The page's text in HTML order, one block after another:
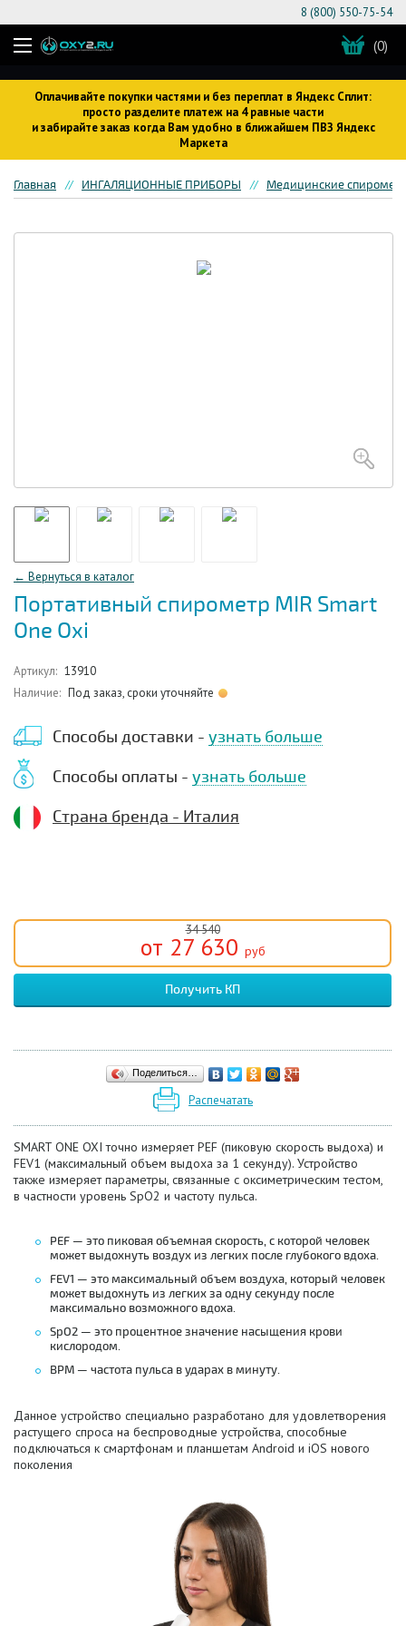
Оплачивайте покупки частями и без переплат в Яндекс Сплит:
просто разделите платеж на 4 равные части
и забирайте заказ когда Вам удобно в ближайшем ПВЗ Яндекс
Маркета
8 (800) 550-75-54
(0)
Главная ИНГАЛЯЦИОННЫЕ ПРИБОРЫ Медицинские
← Вернуться в каталог
Портативный спирометр MIR Smart
One Oxi
Артикул: 13910
Наличие: Под заказ, сроки уточняйте
Способы доставки - узнать больше
Способы оплаты - узнать больше
Страна бренда - Италия
34 540
от 27 630 руб
Получить КП
Поделиться…
Распечатать
SMART ONE OXI точно измеряет PEF (пиковую скорость выдоха) и
FEV1 (максимальный объем выдоха за 1 секунду). Устройство
также измеряет параметры, связанные с оксиметрическим тестом,
в частности уровень SpO2 и частоту пульса.
PEF — это пиковая объемная скорость, с которой человек
может выдохнуть воздух из легких после глубокого вдоха.
FEV1 — это максимальный объем воздуха, который человек
может выдохнуть из легких за одну секунду после
максимально возможного вдоха.
SpO2 — это процентное значение насыщения крови
кислородом.
BPM — частота пульса в ударах в минуту.
Данное устройство специально разработано для удовлетворения
растущего спроса на беспроводные устройства, способные
подключаться к смартфонам и планшетам Android и iOS нового
поколения